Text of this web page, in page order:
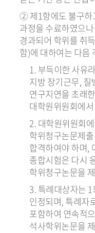
② 제1항에도 불구하
과정을 수료하였으
경과되어 학위를 취
함)에 대하여는 다음
1. 부득이한 사유
지방 장기근무, 질
연구지연을 초래
대학원위원회에
2. 대학원위원회
학위청구논문제
합격하여야 하며,
종합시험은 다시
학위청구논문을
3. 특례대상자는
인정되며, 특례자
포함하여 연속적
석사학위논문을